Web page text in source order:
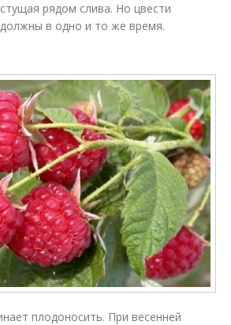
рядом слива. Но цвести
в одно и то же время.
плодоносить. При весенней